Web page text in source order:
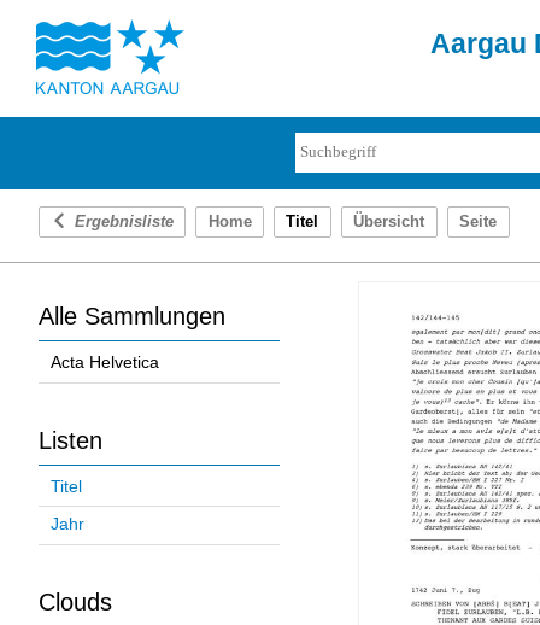
Aargau
Ergebnisliste Home Titel Übersicht Seite
Alle Sammlungen
Acta Helvetica
Listen
Titel
Jahr
Clouds